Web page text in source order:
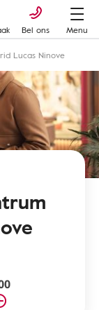
Bel ons
Menu
Lucas Ninove